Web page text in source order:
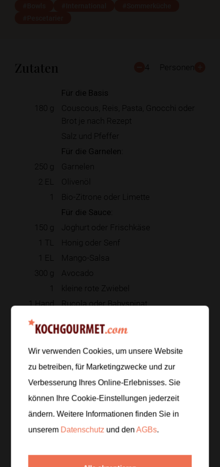
Zutaten 4 Personen
Für die Basis
180 g
Couscous, Reis, Pasta, Gnocchi oder
Brot je nach Rezept
Salz und Pfeffer
Für die Garnelen:
250 g
Garnelen
2 EL
Olivenöl
1
Bio-Zitrone oder Limette
Für die Sauce:
150 g
Joghurt oder Frischkäse
1 TL
Honig oder Senf
1 EL
Mango-Salsa
300 g
Avocado
1
kleine rote Zwiebel
1Hand Rucola oder Babyspinat
2EL
geröstete Kerne oder Nüsse
Frische Kräuter nach Geschmack
Zur Einkaufsliste hinzufügen
Zubereitung
Wir verwenden Cookies, um unsere Website
zu betreiben, für Marketingzwecke und zur
Verbesserung Ihres Online-Erlebnisses. Sie
können Ihre Cookie-Einstellungen jederzeit
ändern. Weitere Informationen finden Sie in
unserem Datenschutz und denAGBs.